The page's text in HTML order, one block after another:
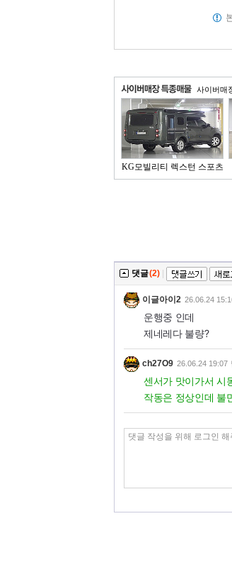
사이버매
KG모빌리티 렉스턴 스포츠
댓글(2)
이글아이2 26.06.24
운행중 인데
제네레다 불량?
ch27O9 26.06.24 19:07
센서가 맛이가서 시
작동은 정상인데 불